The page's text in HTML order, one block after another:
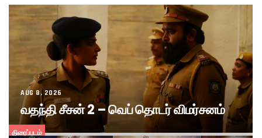
திரைப்படம்
AUG 8, 2026
வதந்தி சீசன் 2 – வெப் தொடர் விமர்சனம்